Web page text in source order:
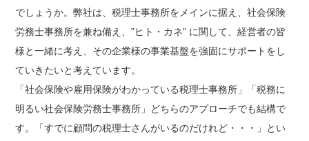
でしょうか。弊社は、税理士事務所をメインに据え、社会保険
労務士事務所を兼ね備え、”ヒト・カネ” に関して、経営者の皆
様と一緒に考え、その企業様の事業基盤を強固にサポートをし
ていきたいと考えています。
「社会保険や雇用保険がわかっている税理士事務所」「税務に
明るい社会保険労務士事務所」どちらのアプローチでも結構で
す。「すでに顧問の税理士さんがいるのだけれど・・・」とい